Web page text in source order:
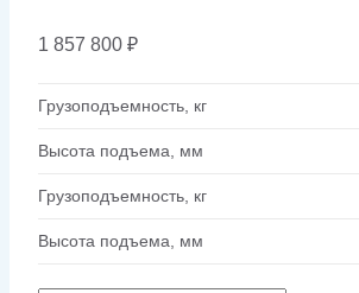
1 857 800 ₽
Грузоподъемность, кг
Высота подъема, мм
Грузоподъемность, кг
Высота подъема, мм